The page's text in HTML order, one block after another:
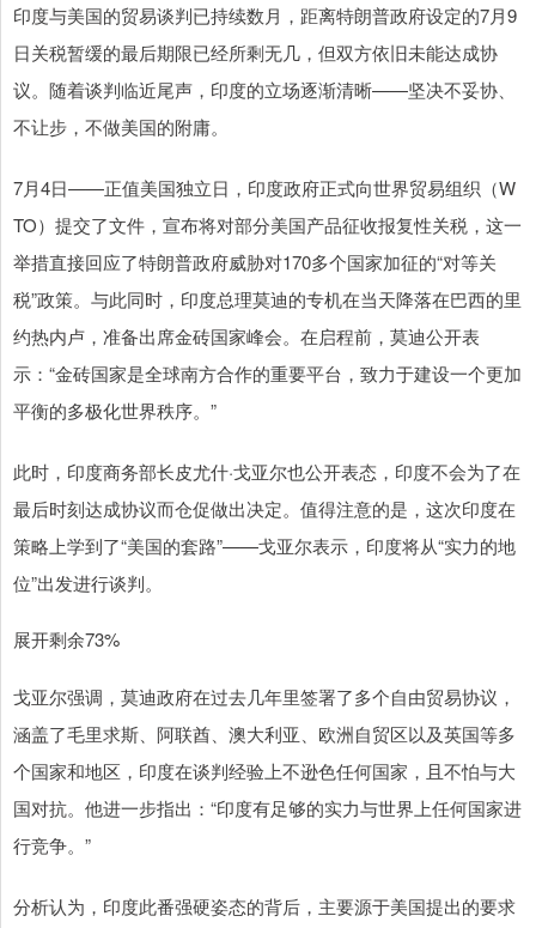
印度与美国的贸易谈判已持续数月，距离特朗普政府设定的7月9
日关税暂缓的最后期限已经所剩无几，但双方依旧未能达成协
议。随着谈判临近尾声，印度的立场逐渐清晰——坚决不妥协、
不让步，不做美国的附庸。
7月4日——正值美国独立日，印度政府正式向世界贸易组织（W
TO）提交了文件，宣布将对部分美国产品征收报复性关税，这一
举措直接回应了特朗普政府威胁对170多个国家加征的“对等关
税”政策。与此同时，印度总理莫迪的专机在当天降落在巴西的里
约热内卢，准备出席金砖国家峰会。在启程前，莫迪公开表
示：“金砖国家是全球南方合作的重要平台，致力于建设一个更加
平衡的多极化世界秩序。”
此时，印度商务部长皮尤什·戈亚尔也公开表态，印度不会为了在
最后时刻达成协议而仓促做出决定。值得注意的是，这次印度在
策略上学到了“美国的套路”——戈亚尔表示，印度将从“实力的地
位”出发进行谈判。
展开剩余73%
戈亚尔强调，莫迪政府在过去几年里签署了多个自由贸易协议，
涵盖了毛里求斯、阿联酋、澳大利亚、欧洲自贸区以及英国等多
个国家和地区，印度在谈判经验上不逊色任何国家，且不怕与大
国对抗。他进一步指出：“印度有足够的实力与世界上任何国家进
行竞争。”
分析认为，印度此番强硬姿态的背后，主要源于美国提出的要求